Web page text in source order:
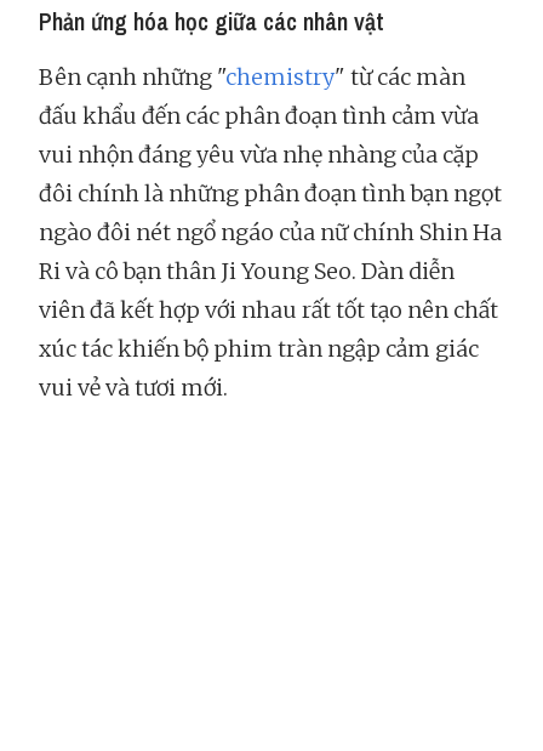
Phản ứng hóa học giữa các nhân vật
Bên cạnh những "chemistry" từ các màn
đấu khẩu đến các phân đoạn tình cảm vừa
vui nhộn đáng yêu vừa nhẹ nhàng của cặp
đôi chính là những phân đoạn tình bạn ngọt
ngào đôi nét ngổ ngáo của nữ chính Shin Ha
Ri và cô bạn thân Ji Young Seo. Dàn diễn
viên đã kết hợp với nhau rất tốt tạo nên chất
xúc tác khiến bộ phim tràn ngập cảm giác
vui vẻ và tươi mới.